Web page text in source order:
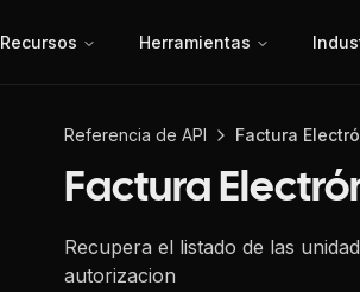
Recursos Herramientas
Referencia de API Factura
Factura
Recupera el listado de las
autorizacion